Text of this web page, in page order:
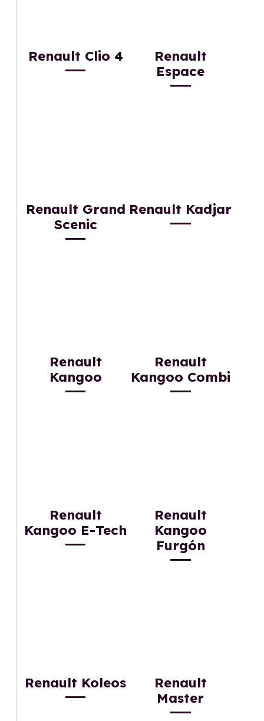
Renault Clio 4
Renault
Espace
Renault Grand
Scenic
Renault Kadjar
Renault
Kangoo
Renault
Kangoo Combi
Renault
Kangoo E-Tech
Renault
Kangoo
Furgón
Renault Koleos
Renault
Master